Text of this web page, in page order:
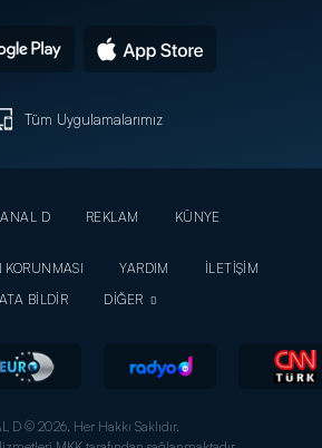
Tüm Uygulamalarımız
D REKLAM
KÜNYE
KORUNMASI
YARDIM
İLETİŞİM
BİLDİR
DİĞER
D © 2026. Her Hakkı Saklıdır.